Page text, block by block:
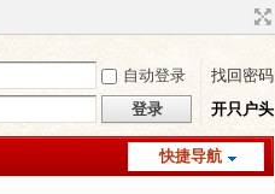
自动登录
找回密码
登录 开只户头
快捷导航